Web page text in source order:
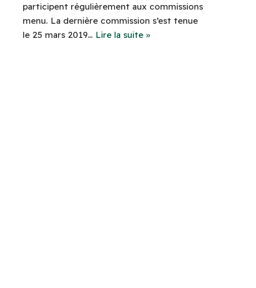
participent régulièrement aux commissions
menu. La dernière commission s’est tenue
le 25 mars 2019… Lire la suite »